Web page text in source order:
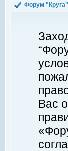
Форум "Круга"
Вас